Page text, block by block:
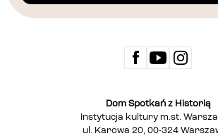
Dom Spotkań z Historią
Instytucja kultury m.st.
ul. Karowa 20, 00-324